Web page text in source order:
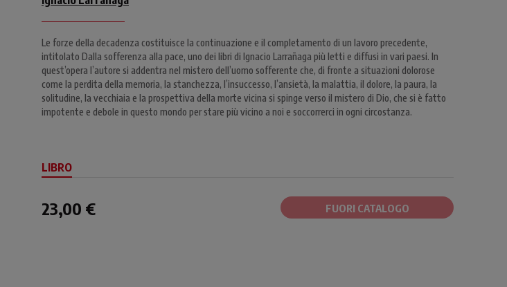
Le forze della decadenza costituisce la continuazione e il completamento di un lavoro precedente,
intitolato Dalla sofferenza alla pace, uno dei libri di Ignacio Larrañaga più letti e diffusi in vari paesi. In
quest’opera l’autore si addentra nel mistero dell’uomo sofferente che, di fronte a situazioni dolorose
come la perdita della memoria, la stanchezza, l’insuccesso, l’ansietà, la malattia, il dolore, la paura, la
solitudine, la vecchiaia e la prospettiva della morte vicina si spinge verso il mistero di Dio, che si è fatto
impotente e debole in questo mondo per stare più vicino a noi e soccorrerci in ogni circostanza.
LIBRO
23,00 € FUORI CATALOGO